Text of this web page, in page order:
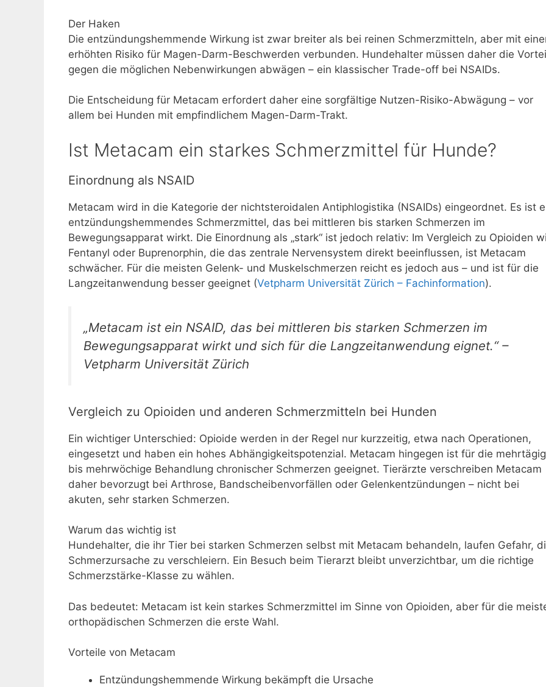
Der Haken
Die entzündungshemmende Wirkung ist zwar breiter als bei reinen Schmerzmitteln, aber mit
erhöhten Risiko für Magen-Darm-Beschwerden verbunden. Hundehalter müssen daher die
gegen die möglichen Nebenwirkungen abwägen – ein klassischer Trade-off bei NSAIDs.
Die Entscheidung für Metacam erfordert daher eine sorgfältige Nutzen-Risiko-Abwägung – vor
allem bei Hunden mit empfindlichem Magen-Darm-Trakt.
Ist Metacam ein starkes Schmerzmittel für Hunde?
Einordnung als NSAID
Metacam wird in die Kategorie der nichtsteroidalen Antiphlogistika (NSAIDs) eingeordnet. Es ist
entzündungshemmendes Schmerzmittel, das bei mittleren bis starken Schmerzen im
Bewegungsapparat wirkt. Die Einordnung als „stark“ ist jedoch relativ: Im Vergleich zu Opioiden
Fentanyl oder Buprenorphin, die das zentrale Nervensystem direkt beeinflussen, ist Metacam
schwächer. Für die meisten Gelenk- und Muskelschmerzen reicht es jedoch aus – und ist für die
Langzeitanwendung besser geeignet (Vetpharm Universität Zürich – Fachinformation).
„Metacam ist ein NSAID, das bei mittleren bis starken Schmerzen im
Bewegungsapparat wirkt und sich für die Langzeitanwendung eignet.“ –
Vetpharm Universität Zürich
Vergleich zu Opioiden und anderen Schmerzmitteln bei Hunden
Ein wichtiger Unterschied: Opioide werden in der Regel nur kurzzeitig, etwa nach Operationen,
eingesetzt und haben ein hohes Abhängigkeitspotenzial. Metacam hingegen ist für die
bis mehrwöchige Behandlung chronischer Schmerzen geeignet. Tierärzte verschreiben Metacam
daher bevorzugt bei Arthrose, Bandscheibenvorfällen oder Gelenkentzündungen – nicht bei
akuten, sehr starken Schmerzen.
Warum das wichtig ist
Hundehalter, die ihr Tier bei starken Schmerzen selbst mit Metacam behandeln, laufen Gefahr,
Schmerzursache zu verschleiern. Ein Besuch beim Tierarzt bleibt unverzichtbar, um die richtige
Schmerzstärke-Klasse zu wählen.
Das bedeutet: Metacam ist kein starkes Schmerzmittel im Sinne von Opioiden, aber für die
orthopädischen Schmerzen die erste Wahl.
Vorteile von Metacam
Entzündungshemmende Wirkung bekämpft die Ursache